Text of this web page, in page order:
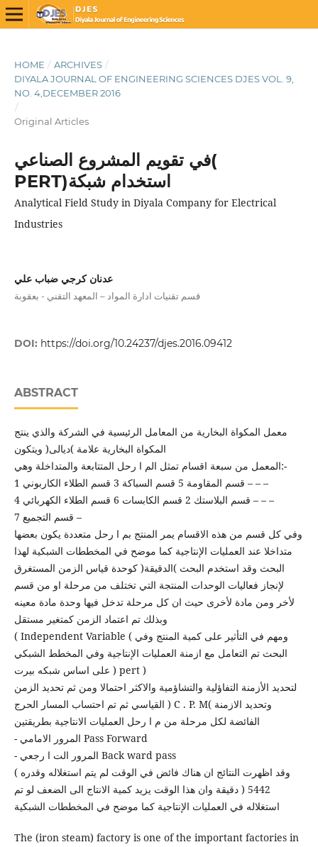
HOME / ARCHIVES /
DIYALA JOURNAL OF ENGINEERING SCIENCES DJES VOL. 9,
NO. 4,DECEMBER 2016
/
Original Articles
في تقويم المشروع الصناعي(
PERT)استخدام شبكة
Analytical Field Study in Diyala Company for Electrical
Industries
عدنان كرجي ضباب علي
قسم تقنيات ادارة المواد – المعهد التقني - بعقوبة
DOI: https://doi.org/10.24237/djes.2016.09412
ABSTRACT
معمل المكواة البخارية من المعامل الرئيسية في الشركة والذي ينتج
المكواة البخارية علامة )ديالى( ويتكون
المعمل من سبعة اقسام تمثل الم ا رحل المتتابعة والمتداخلة وهي:-
1 قسم المقاومة 5 قسم السباكة 3 قسم الطلاء الكاربوني – – –
4 قسم البلاستك 2 قسم الكابسات 6 قسم الطلاء الكهربائي – – –
7 قسم التجميع –
وفي كل قسم من هذه الاقسام يمر المنتج بم ا رحل متعددة يكون بعضها
متداخلا عند العمليات الإنتاجية كما موضح في المخططات الشبكية لهذا
البحث وقد استخدم البحث )الدقيقة( كوحدة قياس الزمن المستغرق
لإنجاز فعاليات الوحدات المنتجة التي تختلف من مرحلة او من قسم
لأخر ومن مادة لأخرى حيث ان كل مرحلة تدخل فيها وحدة مادة معينه
وبذلك تم اعتماد الزمن كمتغير مستقل
( Independent Variable ( ومهم في التأثير على كمية المنتج وفي
البحث تم التعامل مع ازمنة العمليات الإنتاجية وفي المخطط الشبكي
على اساس شبكه بيرت ) pert )
لتحديد الأزمنة التفاؤلية والتشاؤمية والاكثر احتمالا ومن ثم تحديد الزمن
القياسي ثم تم احتساب المسار الحرج ) C . P. M( وتحديد الازمنة
الفائضة لكل مرحلة من م ا رحل العمليات الانتاجية بطريقتين
- المرور الامامي Pass Forward
- المرور الت ا رجعي Back ward pass
وقد اظهرت النتائج ان هناك فائض في الوقت لم يتم استغلاله وقدره )
5442 ( دقيقة وان هذا الوقت يزيد كمية الانتاج الى الضعف لو تم
استغلاله في العمليات الإنتاجية كما موضح في المخططات الشبكية
The (iron steam) factory is one of the important factories in